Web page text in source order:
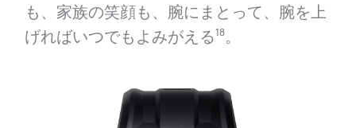
も、家族の笑顔も、腕にまとって、腕を上
げればいつでもよみがえる⁠18。